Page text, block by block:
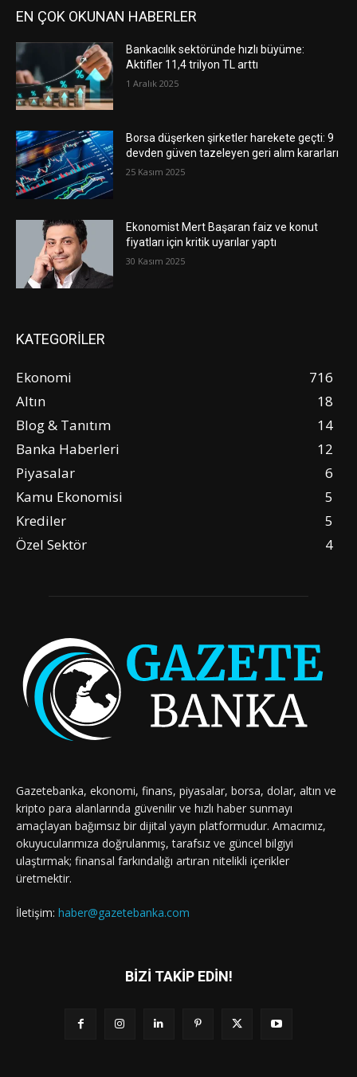
EN ÇOK OKUNAN HABERLER
Bankacılık sektöründe hızlı büyüme:
Aktifler 11,4 trilyon TL arttı
1 Aralık 2025
Borsa düşerken şirketler harekete geçti: 9
devden güven tazeleyen geri alım kararları
25 Kasım 2025
Ekonomist Mert Başaran faiz ve konut
fiyatları için kritik uyarılar yaptı
30 Kasım 2025
KATEGORİLER
Ekonomi
716
Altın
18
Blog & Tanıtım
14
Banka Haberleri
12
Piyasalar
6
Kamu Ekonomisi
5
Krediler
5
Özel Sektör
4
Gazetebanka, ekonomi, finans, piyasalar, borsa, dolar, altın ve
kripto para alanlarında güvenilir ve hızlı haber sunmayı
amaçlayan bağımsız bir dijital yayın platformudur. Amacımız,
okuyucularımıza doğrulanmış, tarafsız ve güncel bilgiyi
ulaştırmak; finansal farkındalığı artıran nitelikli içerikler
üretmektir.
İletişim: haber@gazetebanka.com
BİZİ TAKİP EDİN!